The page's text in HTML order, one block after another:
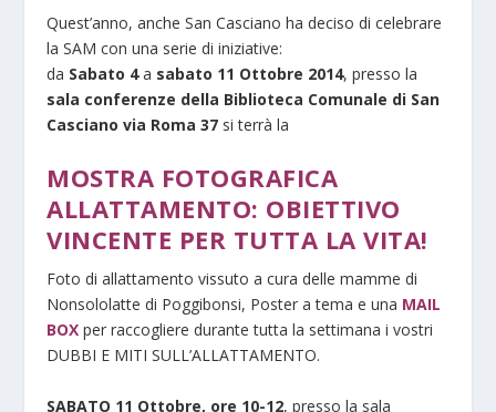
Quest’anno, anche San Casciano ha deciso di celebrare
la SAM con una serie di iniziative:
da Sabato 4a sabato 11 Ottobre 2014, presso la
sala conferenze della Biblioteca Comunale di San
Casciano via Roma 37 si terrà la
MOSTRA FOTOGRAFICA
ALLATTAMENTO: OBIETTIVO
VINCENTE PER TUTTA LA VITA!
Foto di allattamento vissuto a cura delle mamme di
Nonsololatte di Poggibonsi, Poster a tema e una MAIL
BOX per raccogliere durante tutta la settimana i vostri
DUBBI E MITI SULL’ALLATTAMENTO.
SABATO 11 Ottobre, ore 10-12, presso la sala